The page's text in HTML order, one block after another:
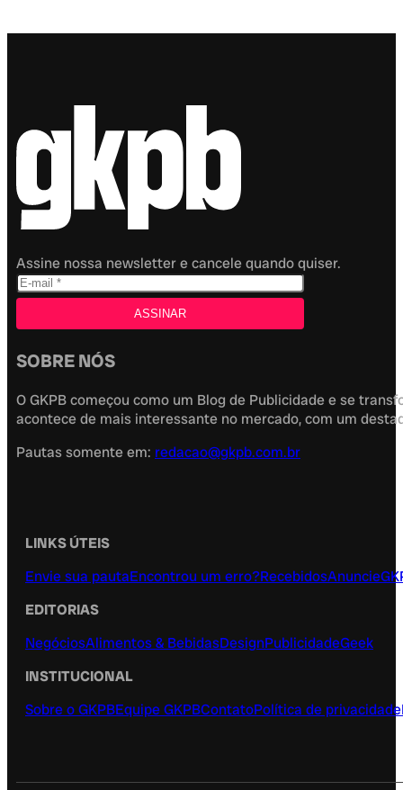
Assine nossa newsletter e cancele quando quiser.
SOBRE NÓS
O GKPB começou como um Blog de Publicidade e se
acontece de mais interessante no mercado, com um
Pautas somente em: redacao@gkpb.com.br
LINKS ÚTEIS
Envie sua pautaEncontrou um erro?RecebidosAnuncie
EDITORIAS
NegóciosAlimentos & BebidasDesignPublicidadeGeek
INSTITUCIONAL
Sobre o GKPBEquipe GKPBContatoPolítica de privacidade